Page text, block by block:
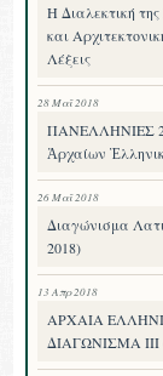
Η Διαλεκτική
και
Λέξεις
28 Μαΐ 2018
ΠΑΝΕΛΛΗΝΙΕΣ
Ἀρχαίων
26 Μαΐ 2018
Διαγώνισμα
2018)
13 Απρ 2018
ΑΡΧΑΙΑ
ΔΙΑΓΩΝΙΣΜΑ III